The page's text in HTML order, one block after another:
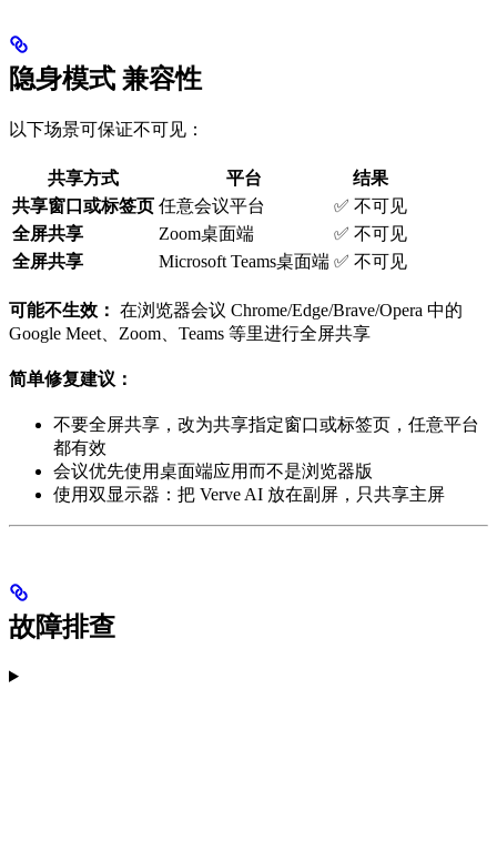
隐身模式 兼容性
以下场景可保证不可见：
共享方式 平台
结果
共享窗口或标签页 任意会议平台
✅ 不可见
全屏共享
Zoom桌面端
✅ 不可见
全屏共享
Microsoft Teams桌面端 ✅ 不可见
可能不生效： 在浏览器会议 Chrome/Edge/Brave/Opera 中的
Google Meet、Zoom、Teams 等里进行全屏共享
简单修复建议：
不要全屏共享，改为共享指定窗口或标签页，任意平台
都有效
会议优先使用桌面端应用而不是浏览器版
使用双显示器：把 Verve AI 放在副屏，只共享主屏
故障排查